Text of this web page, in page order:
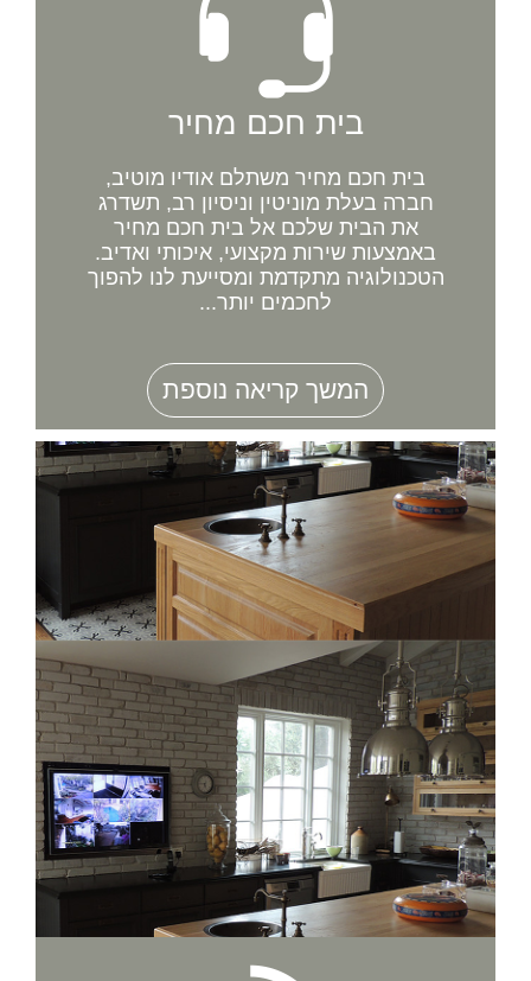
בית חכם מחיר
בית חכם מחיר משתלם אודיו מוטיב,
חברה בעלת מוניטין וניסיון רב, תשדרג
את הבית שלכם אל בית חכם מחיר
באמצעות שירות מקצועי, איכותי ואדיב.
הטכנולוגיה מתקדמת ומסייעת לנו להפוך
לחכמים יותר...
המשך קריאה נוספת